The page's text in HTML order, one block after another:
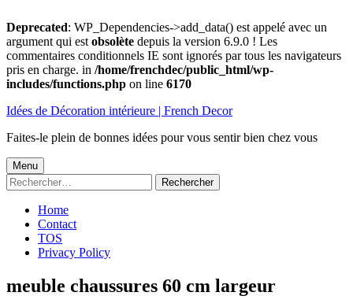
Deprecated: WP_Dependencies->add_data() est appelé avec un
argument qui est obsolète depuis la version 6.9.0 ! Les
commentaires conditionnels IE sont ignorés par tous les navigateurs
pris en charge. in /home/frenchdec/public_html/wp-
includes/functions.php on line 6170
au
Idées de Décoration intérieure | French Decor
Faites-le plein de bonnes idées pour vous sentir bien chez vous
Menu
principal
Menu
Rechercher :
Home
Contact
TOS
Privacy Policy
meuble chaussures 60 cm largeur